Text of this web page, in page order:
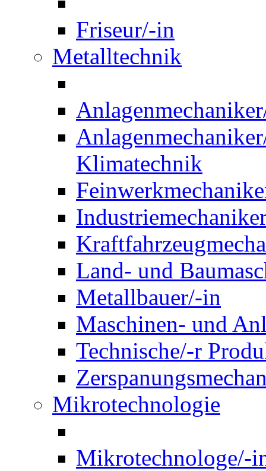
Friseur/-in
Metalltechnik
Klimatechnik
Land- und
Metallbauer/-in
Maschinen- und
Technische/-r
Mikrotechnologie
Mikrotechnologe/-